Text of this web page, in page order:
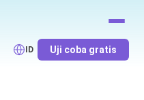
ID Uji coba gratis